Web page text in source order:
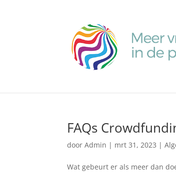
FAQs
doorAdmin | mrt 31, 2023 |
Wat gebeurt er als meer dan